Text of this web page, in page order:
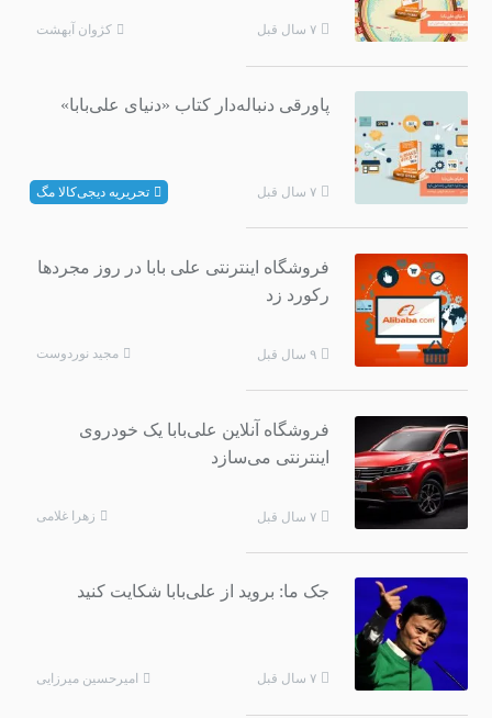
۷ سال قبل کژوان آبهشت
پاورقی دنباله‌دار کتاب «دنیای علی‌بابا»
۷ سال قبل تحریریه دیجی‌کالا مگ
فروشگاه اینترنتی علی بابا در روز مجردها
رکورد زد
۹ سال قبل مجید نوردوست
فروشگاه آنلاین علی‌بابا یک خودروی
اینترنتی می‌سازد
۷ سال قبل زهرا غلامی
جک ما:‌ بروید از علی‌بابا شکایت کنید
۷ سال قبل امیرحسین میرزایی